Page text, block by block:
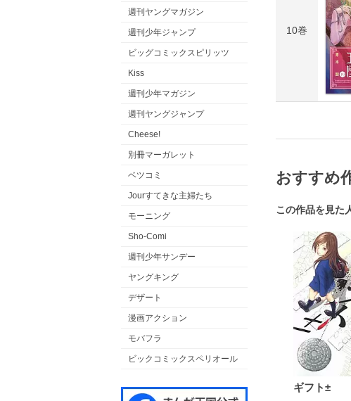
週刊ヤングマガジン
週刊少年ジャンプ
ビッグコミックスピリッツ
Kiss
週刊少年マガジン
週刊ヤングジャンプ
Cheese!
別冊マーガレット
ベツコミ
Jourすてきな主婦たち
モーニング
Sho-Comi
週刊少年サンデー
ヤングキング
デザート
漫画アクション
モバフラ
ビックコミックスペリオール
10巻
おすすめ
この作品を見た
ギフト±